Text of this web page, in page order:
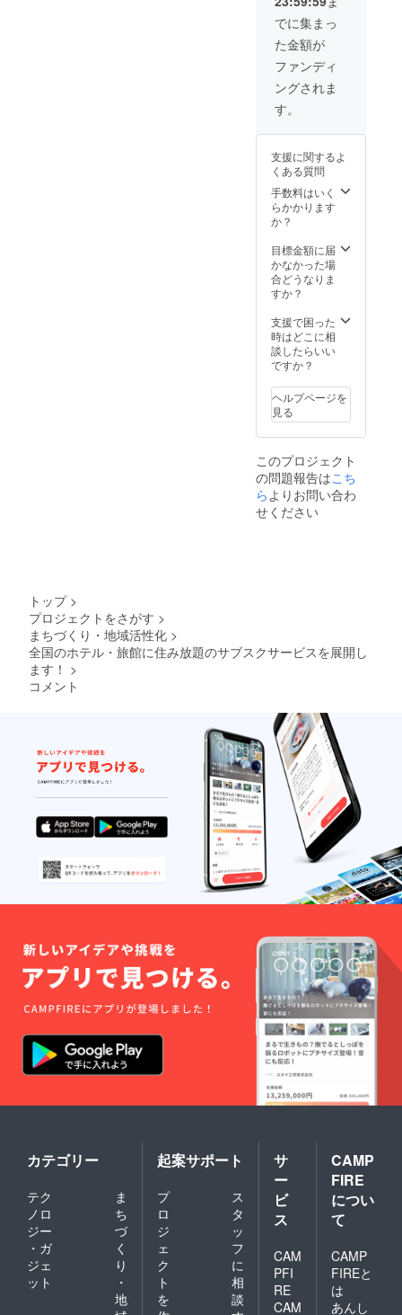
い。
都ス
イーツ
●ラン
ドーレ
ジデン
ス京都
●ラン
テル福
岡ア
ネック
ス ●ラ
ンドー
福岡ク
ラシッ
ク ●ラ
ンドー
福岡 ●
イビス
スタイ
ルズ大
※1支援
につ
き、原
則1名様
となり
ます。
ホテル
によっ
ては2名
わせく
ださ
況によ
りご希
望日に
ご予約
いただ
けない
場合が
ござい
ます。
宿泊希
望日が
お決ま
りにな
りまし
早めに
ご連絡
くださ
い。
ザーレ
ジデン
ス南海
大阪 ●
シタ
ディー
ラン
テルな
んば大
阪ス
イーツ
●lyf
Fukuok
a
●HOTE
BIRD
OKU-
ASAKU
SA ●イ
阪梅田
●那覇
ビーチ
サイド
●ワイズ
イン那
覇小禄
駅前 ●
シタ
●シタ
ディー
ガーデ
ンホテ
ル金沢
●浅草橋
ベルモ
ントホ
テル ●
ラン
ドーホ
テル京
都ス
イーツ
●ラン
ドーレ
ス京都
クラ
シック
●ラン
ドーホ
テル福
岡ア
ネック
ス ●ラ
ホテル
福岡ク
ラシッ
ンドー
ホテル
福岡 ●
イビス
スタイ
ルズ大
阪難波
につ
き、原
則1名様
が対象
となり
BIRD
OKU-
ASAKU
SA ●イ
ビス大
阪梅田
サイド
●シタ
ディー
ンなん
ば大阪
●ラン
テル札
幌ス
イーツ
●シタ
ン京都
烏丸五
条 ●
ガーデ
ル金沢
●浅草橋
ベルモ
ントホ
ラン
ドーホ
テル京
都ス
イーツ
テル福
岡ア
ホテル
福岡ク
ラシッ
ク ●ラ
ンドー
ホテル
福岡 ●
イビス
スタイ
ルズ大
阪難波
※1支援
につ
き、原
が対象
となり
ます。
ホテル
によっ
ては2名
宿泊で
きる場
合もあ
で、必
要な場
合はお
わせく
ださ
い。 ※
客室の
空き状
況によ
りご希
ご予約
いただ
けない
場合が
ござい
部屋の
種類
数：120
利用可
能なエ
リア：
京・石
阪・京
都・福
岡・沖
縄 ご利
用可能
2023年
12月31
日まで
【宿泊
施設】
●フレイ
ザース
イート
京 ●ア
スコッ
ト丸の
内東京
雅 釜座
邸 かみ
座庵 ●
シタ
ディー
L
LITTLE
SA ●京
町家 雅
清水邸
梅林庵
●イビス
大阪梅
田
●VILLA
KOSHI
DO
KOTONI
●那覇
ビーチ
サイド
●シタ
ディー
ンなん
ば大阪
●ラン
ドーホ
テル札
幌ス
イーツ
雅 清水
邸 紅葉
庵 ●ラ
レジデ
ンスす
すきの
スイー
ツ ●シ
ディー
烏丸五
条 ●フ
レイ
ザーレ
ジデン
能で
す。 一
部最低
宿泊日
数の設
定があ
ざいま
別途ご
案内致
しま
す。 利
用可能
数：23
利用可
能なお
部屋の
数：103
利用可
能なエ
リア：
道・東
京・石
川・大
阪・京
岡・沖
縄 ご利
用可能
期間：
2023年
赤坂東
京 ●シ
トラル
新宿東
京
●VILLA
KOSHI
DO
KOTONI
●ラン
ドーレ
ジデン
スすす
きのス
イーツ
●フレイ
ジデン
ス南海
大阪 ●
シタ
ディー
ン新宿
東京 ●
ラン
ドーホ
んば大
阪ス
イーツ
Tenjin
Fukuok
●HOTE
LITTLE
BIRD
ASAKU
SA ●イ
ビス大
阪梅田
●那覇
でに集まっ
た金額が
ファンディ
ングされま
す。
支援に関するよ
くある質問
手数料はいく
らかかります
か？
目標金額に届
かなかった場
合どうなりま
すか？
支援で困った
時はどこに相
談したらいい
ですか？
ヘルプページを
見る
このプロジェクト
の問題報告はこち
ら よりお問い合わ
せください
トップ >
プロジェクトをさがす >
まちづくり・地域活性化 >
全国のホテル・旅館に住み放題のサブスクサービスを展開し
ます！ >
コメント
カテゴリー
テク
ノロ
ジー
・ガ
ジェ
ット
ま
ち
づ
く
り
・
地
起案サポート
プ
ロ
ジ
ェ
ク
ト
を
ス
タ
ッ
フ
に
相
談
サ
ー
ビ
ス
CAM
PFI
RE
CAM
CAMP
FIRE
につい
て
CAMP
FIREと
は
あんし